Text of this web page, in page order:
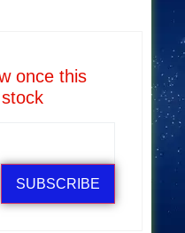
once this
SUBSCRIBE